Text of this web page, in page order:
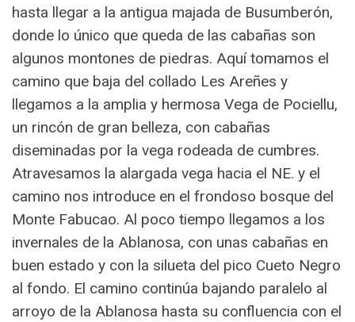
hasta llegar a la antigua majada de Busumberón,
donde lo único que queda de las cabañas son
algunos montones de piedras. Aquí tomamos el
camino que baja del collado Les Areñes y
llegamos a la amplia y hermosa Vega de Pociellu,
un rincón de gran belleza, con cabañas
diseminadas por la vega rodeada de cumbres.
Atravesamos la alargada vega hacia el NE. y el
camino nos introduce en el frondoso bosque del
Monte Fabucao. Al poco tiempo llegamos a los
invernales de la Ablanosa, con unas cabañas en
buen estado y con la silueta del pico Cueto Negro
al fondo. El camino continúa bajando paralelo al
arroyo de la Ablanosa hasta su confluencia con el